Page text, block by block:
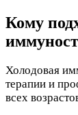
Кому
Холодовая
терапии и
всех